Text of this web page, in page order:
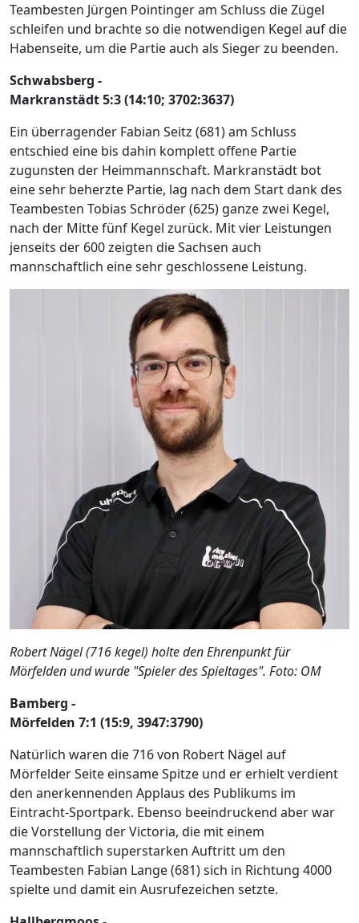
Teambesten Jürgen Pointinger am Schluss die Zügel
schleifen und brachte so die notwendigen Kegel auf die
Habenseite, um die Partie auch als Sieger zu beenden.
Schwabsberg -
Markranstädt 5:3 (14:10; 3702:3637)
Ein überragender Fabian Seitz (681) am Schluss
entschied eine bis dahin komplett offene Partie
zugunsten der Heimmannschaft. Markranstädt bot
eine sehr beherzte Partie, lag nach dem Start dank des
Teambesten Tobias Schröder (625) ganze zwei Kegel,
nach der Mitte fünf Kegel zurück. Mit vier Leistungen
jenseits der 600 zeigten die Sachsen auch
mannschaftlich eine sehr geschlossene Leistung.
Robert Nägel (716 kegel) holte den Ehrenpunkt für
Mörfelden und wurde "Spieler des Spieltages". Foto: OM
Bamberg -
Mörfelden 7:1 (15:9, 3947:3790)
Natürlich waren die 716 von Robert Nägel auf
Mörfelder Seite einsame Spitze und er erhielt verdient
den anerkennenden Applaus des Publikums im
Eintracht-Sportpark. Ebenso beeindruckend aber war
die Vorstellung der Victoria, die mit einem
mannschaftlich superstarken Auftritt um den
Teambesten Fabian Lange (681) sich in Richtung 4000
spielte und damit ein Ausrufezeichen setzte.